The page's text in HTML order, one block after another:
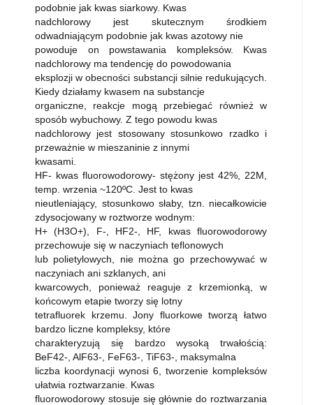
podobnie jak kwas siarkowy. Kwas
nadchlorowy jest skutecznym środkiem
odwadniającym podobnie jak kwas azotowy nie
powoduje on powstawania kompleksów. Kwas
nadchlorowy ma tendencję do powodowania
eksplozji w obecności substancji silnie redukujących.
Kiedy działamy kwasem na substancje
organiczne, reakcje mogą przebiegać również w
sposób wybuchowy. Z tego powodu kwas
nadchlorowy jest stosowany stosunkowo rzadko i
przeważnie w mieszaninie z innymi
kwasami.
HF- kwas fluorowodorowy- stężony jest 42%, 22M,
temp. wrzenia ~120ºC. Jest to kwas
nieutleniający, stosunkowo słaby, tzn. niecałkowicie
zdysocjowany w roztworze wodnym:
H+ (H3O+), F-, HF2-, HF, kwas fluorowodorowy
przechowuje się w naczyniach teflonowych
lub polietylowych, nie można go przechowywać w
naczyniach ani szklanych, ani
kwarcowych, ponieważ reaguje z krzemionką, w
końcowym etapie tworzy się lotny
tetrafluorek krzemu. Jony fluorkowe tworzą łatwo
bardzo liczne kompleksy, które
charakteryzują się bardzo wysoką trwałością:
BeF42-, AlF63-, FeF63-, TiF63-, maksymalna
liczba koordynacji wynosi 6, tworzenie kompleksów
ułatwia roztwarzanie. Kwas
fluorowodorowy stosuje się głównie do roztwarzania